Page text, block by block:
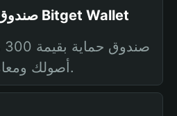
صندوق حماية محفظة Bitget Wallet
أصولك ومعاملاتك.